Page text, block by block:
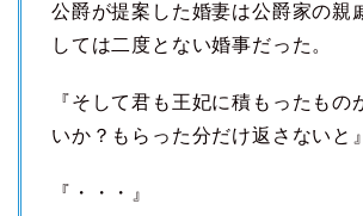
公爵が提案した婚妻は公爵家の親
しては二度とない婚事だった。
『そして君も王妃に積もったもの
いか？もらった分だけ返さないと』
『・・・』